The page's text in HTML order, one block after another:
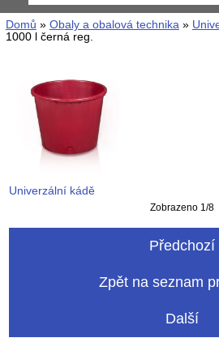
Domů » Obaly a obalová technika »
1000 l černá reg.
Univerzální kádě
Zobrazeno 1/8
Předchozí
Zpět na seznam
Další